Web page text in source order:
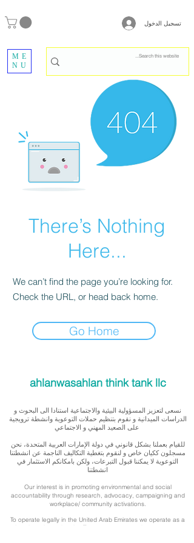
تسجيل الدخول
ME
NU
There’s Nothing
Here...
We can’t find the page you’re looking for.
Check the URL, or head back home.
Go Home
ahlanwasahlan think tank llc
نسعى لتعزيز المسؤولية البيئية والاجتماعية استنادا الى البحوث و
الدراسات الميدانية و نقوم بتنظيم حملات التوعوية وانشطة ترويجية
للقيام بعملنا بشكل قانوني في دولة الإمارات العربية المتحدة، نحن
مسجلون ككيان خاص و لنقوم بتغطية التكاليف الناجمة عن انشطتنا
التوعوية لا يمكننا قبول التبرعات، ولكن بامكانكم الاستثمار في
انشطتنا
Our interest is in promoting environmental and social
accountability through research, advocacy, campaigning and
workplace/ community activations.
To operate legally in the United Arab Emirates we operate as a
privately registered entity. To cover our outreach expenses, we